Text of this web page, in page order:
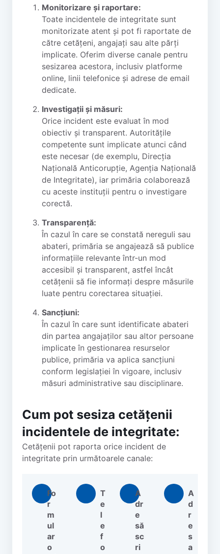
Monitorizare și raportare:
Toate incidentele de integritate sunt
monitorizate atent și pot fi raportate de
către cetățeni, angajați sau alte părți
implicate. Oferim diverse canale pentru
sesizarea acestora, inclusiv platforme
online, linii telefonice și adrese de email
dedicate.
Investigații și măsuri:
Orice incident este evaluat în mod
obiectiv și transparent. Autoritățile
competente sunt implicate atunci când
este necesar (de exemplu, Direcția
Națională Anticorupție, Agenția Națională
de Integritate), iar primăria colaborează
cu aceste instituții pentru o investigare
corectă.
Transparență:
În cazul în care se constată nereguli sau
abateri, primăria se angajează să publice
informațiile relevante într-un mod
accesibil și transparent, astfel încât
cetățenii să fie informați despre măsurile
luate pentru corectarea situației.
Sancțiuni:
În cazul în care sunt identificate abateri
din partea angajaților sau altor persoane
implicate în gestionarea resurselor
publice, primăria va aplica sancțiuni
conform legislației în vigoare, inclusiv
măsuri administrative sau disciplinare.
Cum pot sesiza cetățenii
incidentele de integritate:
Cetățenii pot raporta orice incident de
integritate prin următoarele canale:
Fo
r
m
ul
ar
o
T
e
l
e
f
o
A
dr
e
să
sc
ri
A
d
r
e
s
a